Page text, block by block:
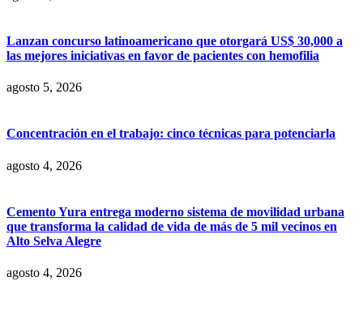
Lanzan concurso latinoamericano que otorgará US$ 30,000 a
las mejores iniciativas en favor de pacientes con hemofilia
agosto 5, 2026
Concentración en el trabajo: cinco técnicas para potenciarla
agosto 4, 2026
Cemento Yura entrega moderno sistema de movilidad urbana
que transforma la calidad de vida de más de 5 mil vecinos en
Alto Selva Alegre
agosto 4, 2026